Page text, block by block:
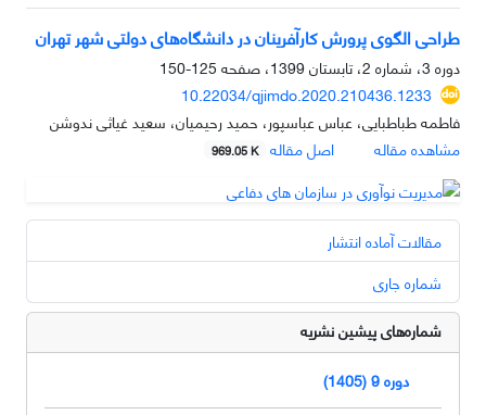
طراحی الگوی پرورش کارآفرینان در دانشگاه‌های دولتی شهر تهران
دوره 3، شماره 2، تابستان 1399، صفحه
125-150
10.22034/qjimdo.2020.210436.1233
فاطمه طباطبایی، عباس عباسپور، حمید رحیمیان، سعید غیاثی ندوشن
مشاهده مقاله
اصل مقاله 969.05 K
مقالات آماده انتشار
شماره جاری
شماره‌های پیشین نشریه
دوره 9 (1405)